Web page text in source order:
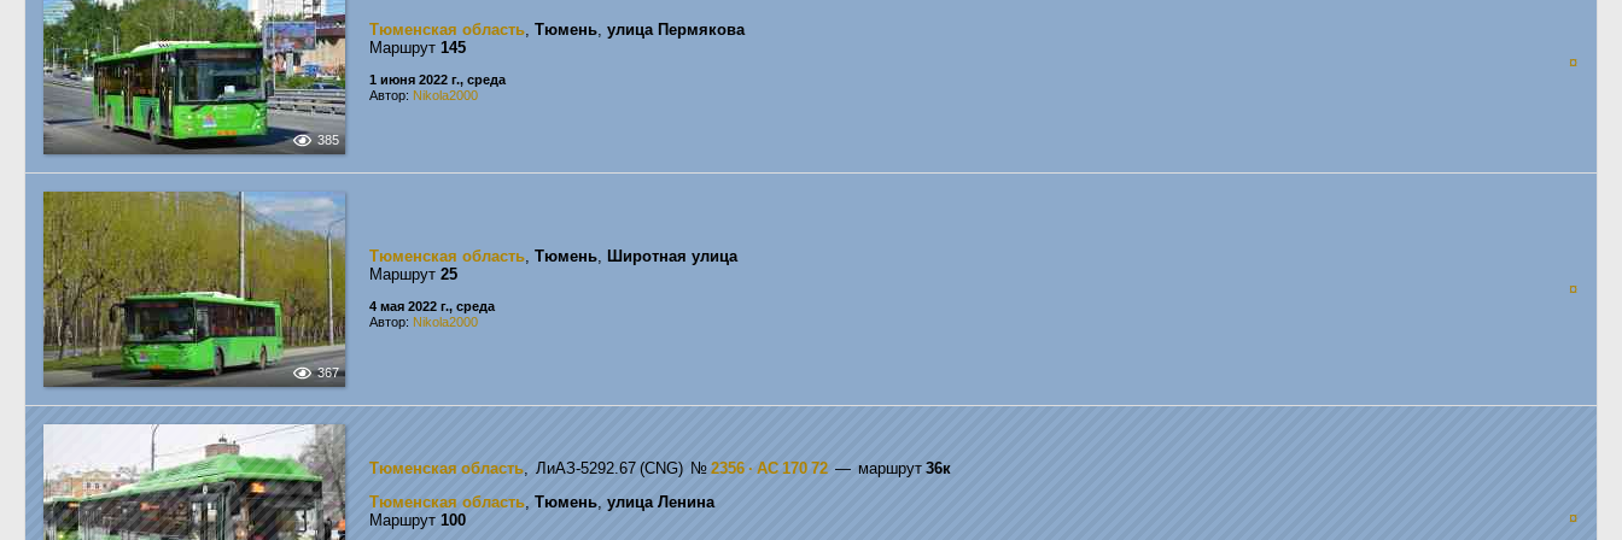
385
Тюменская область, Тюмень, улица Пермякова
Маршрут 145
1 июня 2022 г., среда
Автор: Nikola2000
¤
367
Тюменская область, Тюмень, Широтная улица
Маршрут 25
4 мая 2022 г., среда
Автор: Nikola2000
¤
Тюменская область, ЛиАЗ-5292.67 (CNG) № 2356 · АС 170 72 — маршрут 36к
Тюменская область, Тюмень, улица Ленина
Маршрут 100 ¤